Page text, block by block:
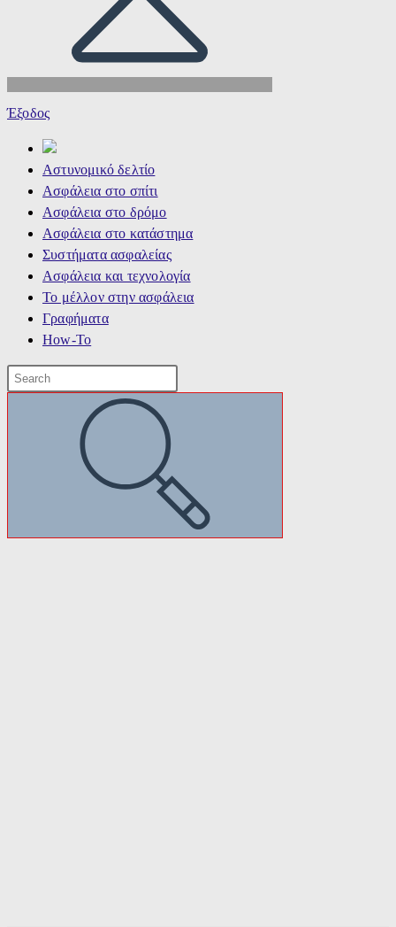
Έξοδος
Αστυνομικό δελτίο
Ασφάλεια στο σπίτι
Ασφάλεια στο δρόμο
Ασφάλεια στο κατάστημα
Συστήματα ασφαλείας
Ασφάλεια και τεχνολογία
Το μέλλον στην ασφάλεια
Γραφήματα
How-To